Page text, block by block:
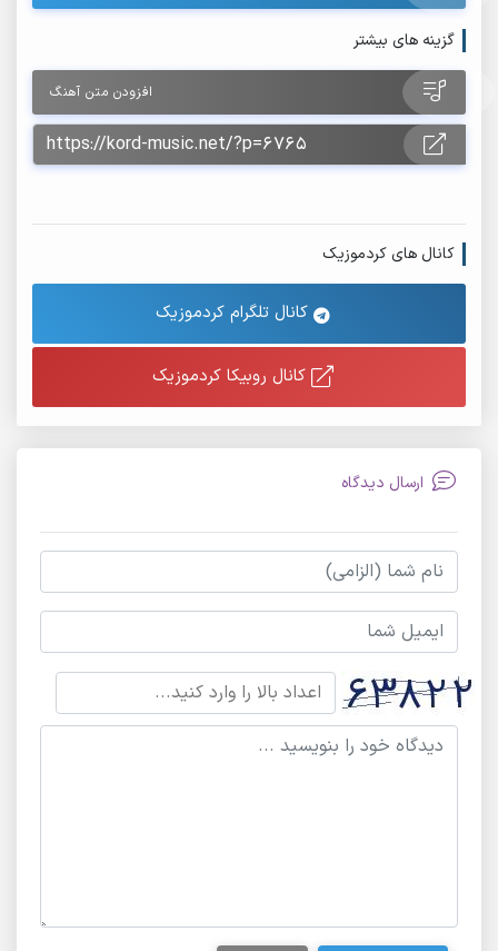
گزینه های بیشتر
افزودن متن آهنگ
کانال های کردموزیک
کانال تلگرام کردموزیک
کانال روبیکا کردموزیک
ارسال دیدگاه